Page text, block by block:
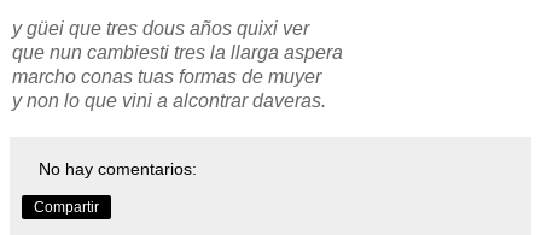
y güei que tres dous años quixi ver
que nun cambiesti tres la llarga aspera
marcho conas tuas formas de muyer
y non lo que vini a alcontrar daveras.
No hay comentarios:
Compartir